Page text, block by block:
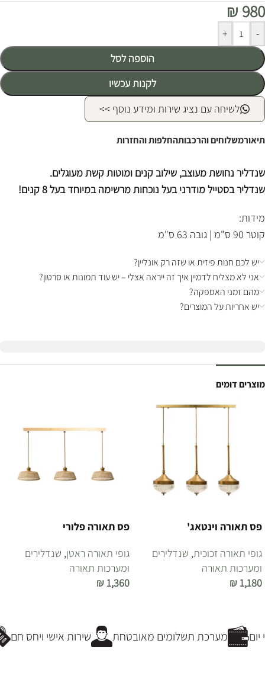
₪ 980
-
+
הוספה לסל
לקנות עכשיו
Alternative:
לשיחה עם נציג שירות ומידע נוסף >>
תיאורמשלוחים והרכבותהחלפות והחזרות
שנדליר נחושת מעוצב, שילוב קנים ומוטות קשת מעוגלים.
שנדליר בסטייל מודרני בעל נוכחות מרשימה במיוחד בעל 8 קנים!
מידות:
קוטר 90 ס"מ | גובה 63 ס"מ
יש לכם חנות פיזית או שזה רק אונליין?
אני לא מצליח לדמיין איך זה ייראה אצלי – יש עוד תמונות או סרטון?
מהם זמני האספקה?
יש אחריות על המוצרים?
מוצרים דומים
פס תאורה וינטאג'
גופי תאורה זכוכית, שנדלירים
ומערכות תאורה
₪ 1,180
פס תאורה פלורי
גופי תאורה ראטן, שנדלירים
ומערכות תאורה
₪ 1,360
שירות אישי ויחס חם מערכת תשלומים מאובטחת